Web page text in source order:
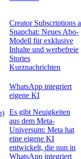
Creator Subscriptions
Snapchat: Neues Abo-
Modell für exklusive
Inhalte und werbefreie
Stories
Kurznachrichten
WhatsApp integriert
eigene KI
Es gibt Neuigkeiten
aus dem Meta-
Universum: Meta hat
eine eigene KI
entwickelt, die nun in
WhatsApp integriert